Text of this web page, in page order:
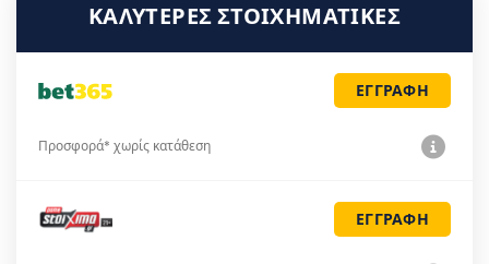
ΚΑΛΎΤΕΡΕΣ ΣΤΟΙΧΗΜΑΤΙΚΈΣ
ΕΓΓΡΑΦΗ
Προσφορά* χωρίς κατάθεση
ΕΓΓΡΑΦΗ